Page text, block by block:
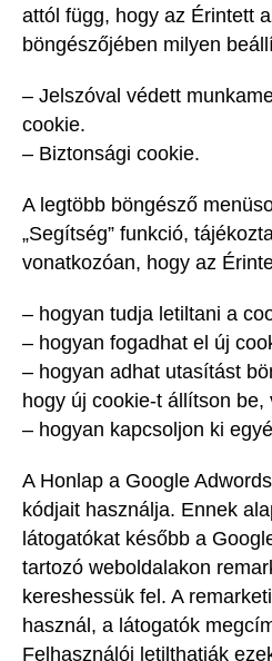
attól függ, hogy az Érintett
böngészőjében milyen
– Jelszóval védett
cookie.
– Biztonsági cookie.
A legtöbb böngésző
„Segítség” funkció,
vonatkozóan, hogy az
– hogyan tudja letiltani a
– hogyan fogadhat el új
– hogyan adhat utasítást
hogy új cookie-t állítson be,
– hogyan kapcsoljon ki
A Honlap a Google
kódjait használja. Ennek
látogatókat később a
tartozó weboldalakon
kereshessük fel. A
használ, a látogatók
Felhasználói letilthatják